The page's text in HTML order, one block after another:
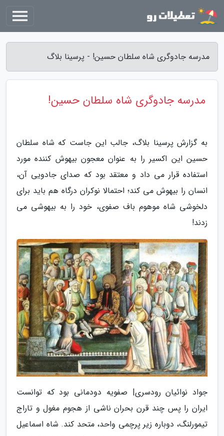
مدرسه جادوگری شاه سلطان حسین! - پرسینا بلاگ
مدرسه جادوگری شاه سلطان حسین!
به گزارش پرسینا بلاگ، جالب این جاست که شاه سلطان
حسین این اکسیر را به عنوان معجون بیهوش کننده مورد
استفاده قرار می داد و معتقد بود که صدای جادویی آن،
انسان را بیهوش می کند؛ احتمالا نوکران درگاه هم باید برای
دلخوشی شاه موهوم باف صفوی، خود را به بیهوشی می
زدند!
جواد نوائیان رودسری| صفویه دودمانی بود که توانست
ایران را پس چند قرن بحران ناشی از هجوم مغول و تاراج
تیمورلنگ، دوباره زیر پرچمی واحد، متحد کند. شاه اسماعیل